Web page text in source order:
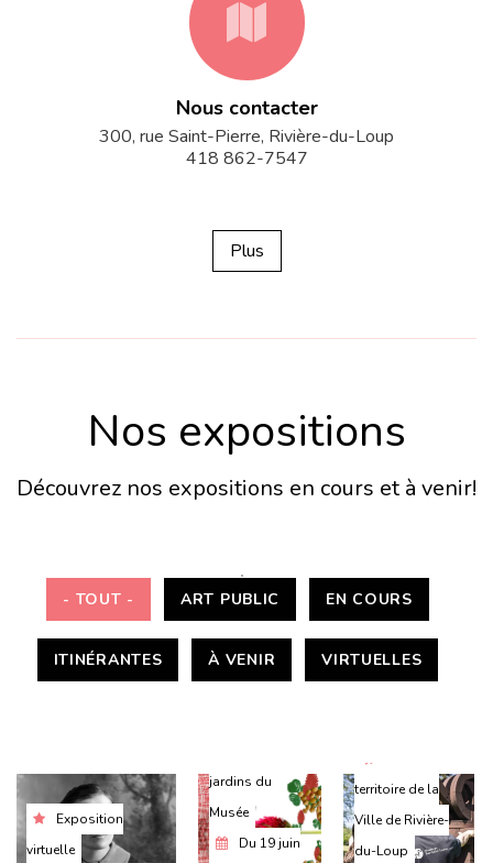
fa-
map
Nous contacter
300, rue Saint-Pierre, Rivière-du-Loup
418 862-7547
Plus
Nos expositions
Découvrez nos expositions en cours et à venir!
- TOUT - ART PUBLIC EN COURS
ITINÉRANTES À VENIR VIRTUELLES
Exposition
virtuelle
jardins du
Musée
Du 19 juin
territoire de la
Ville de Rivière-
du-Loup